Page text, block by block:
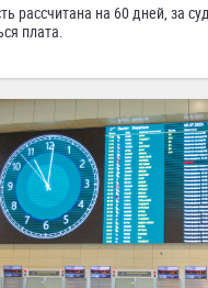
рассчитана на 60 дней, за
плата.